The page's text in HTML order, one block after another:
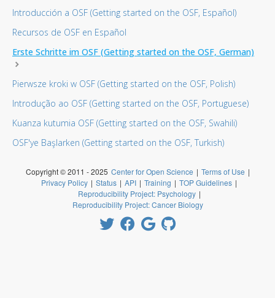
Introducción a OSF (Getting started on the OSF, Español)
Recursos de OSF en Español
Erste Schritte im OSF (Getting started on the OSF, German)
Pierwsze kroki w OSF (Getting started on the OSF, Polish)
Introdução ao OSF (Getting started on the OSF, Portuguese)
Kuanza kutumia OSF (Getting started on the OSF, Swahili)
OSF'ye Başlarken (Getting started on the OSF, Turkish)
Copyright © 2011 - 2025 Center for Open Science | Terms of Use |
Privacy Policy | Status | API | Training | TOP Guidelines |
Reproducibility Project: Psychology |
Reproducibility Project: Cancer Biology